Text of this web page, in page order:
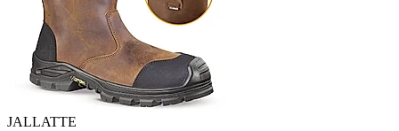
JALLATTE